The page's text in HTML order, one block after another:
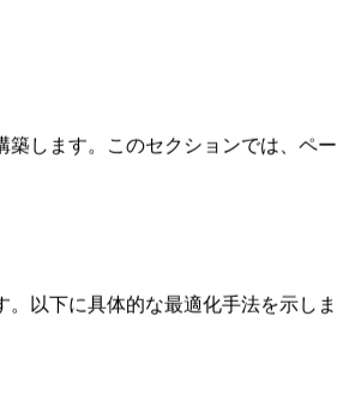
しました。この戦略により、専門的
ています。これらのビジュアルコン